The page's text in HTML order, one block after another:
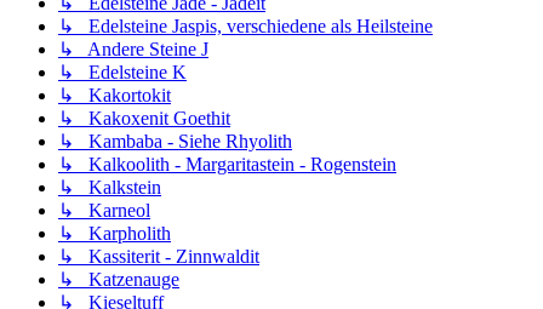
↳ Edelsteine Jaspis, verschiedene als Heilsteine
↳ Andere Steine J
↳ Edelsteine K
↳ Kakortokit
↳ Kakoxenit Goethit
↳ Kambaba - Siehe Rhyolith
↳ Kalkoolith - Margaritastein - Rogenstein
↳ Kalkstein
↳ Karneol
↳ Karpholith
↳ Kassiterit - Zinnwaldit
↳ Katzenauge
↳ Kieseltuff